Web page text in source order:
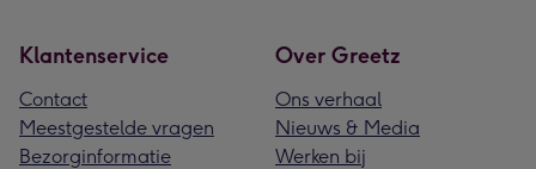
Klantenservice
Contact
Meestgestelde vragen
Bezorginformatie
Over Greetz
Ons verhaal
Nieuws & Media
Werken bij